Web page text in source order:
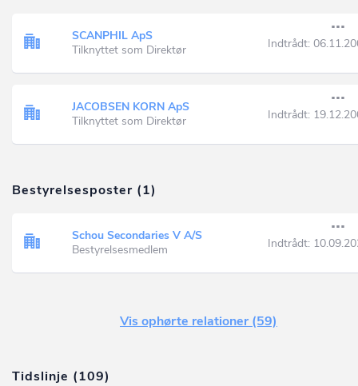
SCANPHIL ApS
Tilknyttet som Direktør
Indtrådt:
JACOBSEN KORN ApS
Tilknyttet som Direktør
Indtrådt:
Bestyrelsesposter (1)
Schou Secondaries V A/S
Bestyrelsesmedlem
Indtrådt:
Vis ophørte relationer (59)
Tidslinje (109)